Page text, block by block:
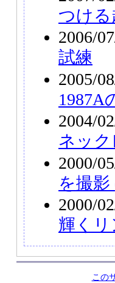
つける
2006/
試練
2005/
1987A
2004/
ネック
2000/
を撮影
2000/
輝くリ
この